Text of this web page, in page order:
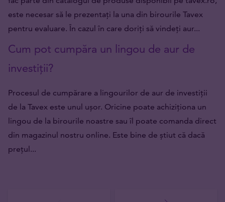
este necesar să le prezentați la una din birourile Tavex
pentru evaluare. În cazul în care doriți să vindeți aur...
Cum pot cumpăra un lingou de aur de
investiții?
Procesul de cumpărare a lingourilor de aur de investiții
de la Tavex este unul ușor. Oricine poate achiziționa un
lingou de la birourile noastre sau îl poate comanda direct
din magazinul nostru online. Este bine de știut că dacă
prețul...